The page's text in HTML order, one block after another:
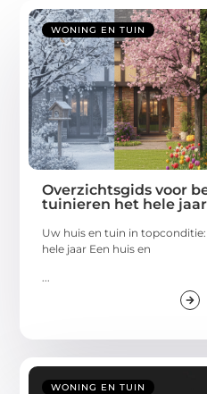
WONING EN TUIN
Overzichtsgids voor
tuinieren het hele
Uw huis en tuin in
hele jaar Een huis en
...
WONING EN TUIN